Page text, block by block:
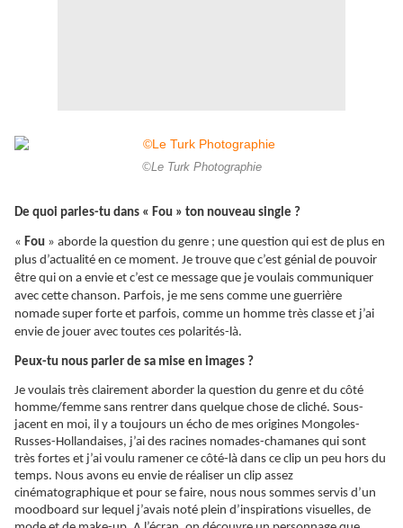
©Le Turk Photographie
De quoi parles-tu dans « Fou » ton nouveau single ?
« Fou » aborde la question du genre ; une question qui est de plus en
plus d’actualité en ce moment. Je trouve que c’est génial de pouvoir
être qui on a envie et c’est ce message que je voulais communiquer
avec cette chanson. Parfois, je me sens comme une guerrière
nomade super forte et parfois, comme un homme très classe et j’ai
envie de jouer avec toutes ces polarités-là.
Peux-tu nous parler de sa mise en images ?
Je voulais très clairement aborder la question du genre et du côté
homme/femme sans rentrer dans quelque chose de cliché. Sous-
jacent en moi, il y a toujours un écho de mes origines Mongoles-
Russes-Hollandaises, j’ai des racines nomades-chamanes qui sont
très fortes et j’ai voulu ramener ce côté-là dans ce clip un peu hors du
temps. Nous avons eu envie de réaliser un clip assez
cinématographique et pour se faire, nous nous sommes servis d’un
moodboard sur lequel j’avais noté plein d’inspirations visuelles, de